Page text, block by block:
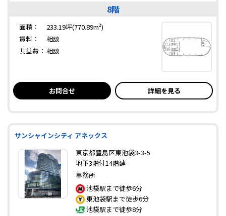
8階
面積：
233.19坪(770.89m²)
賃料：
相談
共益費： 相談
お問合せ 詳細を見る
サンシャインシティ アネックス
東京都豊島区東池袋3-3-5
地下3階付14階建
事務所
池袋駅まで徒歩6分
東池袋駅まで徒歩6分
池袋駅まで徒歩8分